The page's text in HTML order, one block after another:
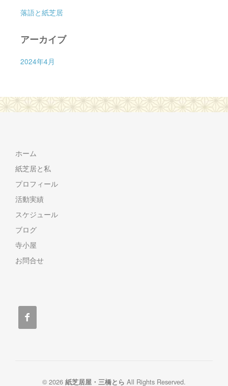
落語と紙芝居
アーカイブ
2024年4月
ホーム
紙芝居と私
プロフィール
活動実績
スケジュール
ブログ
寺小屋
お問合せ

© 2026 紙芝居屋・三橋とら All Rights Reserved.